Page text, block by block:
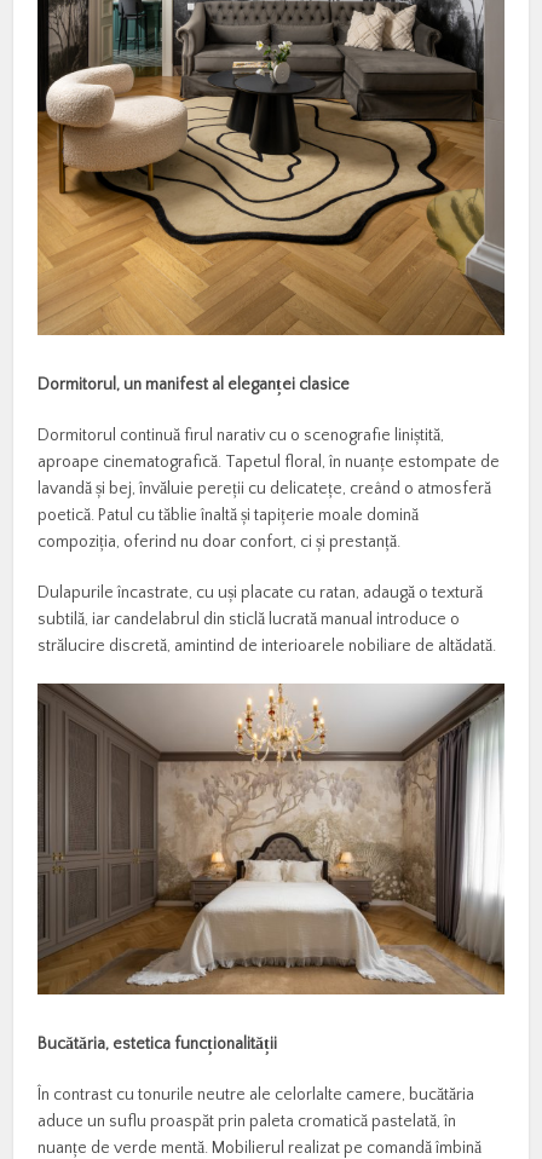
Dormitorul, un manifest al eleganței clasice
Dormitorul continuă firul narativ cu o scenografie liniștită,
aproape cinematografică. Tapetul floral, în nuanțe estompate de
lavandă și bej, învăluie pereții cu delicatețe, creând o atmosferă
poetică. Patul cu tăblie înaltă și tapițerie moale domină
compoziția, oferind nu doar confort, ci și prestanță.
Dulapurile încastrate, cu uși placate cu ratan, adaugă o textură
subtilă, iar candelabrul din sticlă lucrată manual introduce o
strălucire discretă, amintind de interioarele nobiliare de altădată.
Bucătăria, estetica funcționalității
În contrast cu tonurile neutre ale celorlalte camere, bucătăria
aduce un suflu proaspăt prin paleta cromatică pastelată, în
nuanțe de verde mentă. Mobilierul realizat pe comandă îmbină